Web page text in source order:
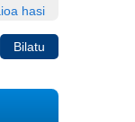
hasi